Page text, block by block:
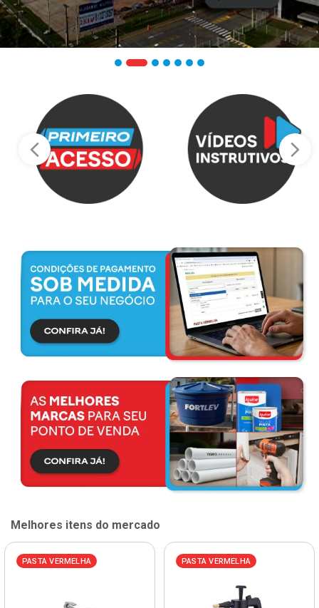
Melhores itens do mercado
PASTA VERMELHA PASTA VERMELHA